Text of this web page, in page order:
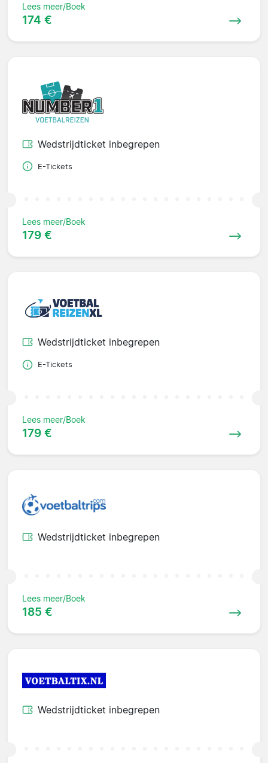
Lees meer/Boek
174 €
Wedstrijdticket inbegrepen
E-Tickets
Lees meer/Boek
179 €
Wedstrijdticket inbegrepen
E-Tickets
Lees meer/Boek
179 €
Wedstrijdticket inbegrepen
Lees meer/Boek
185 €
Wedstrijdticket inbegrepen